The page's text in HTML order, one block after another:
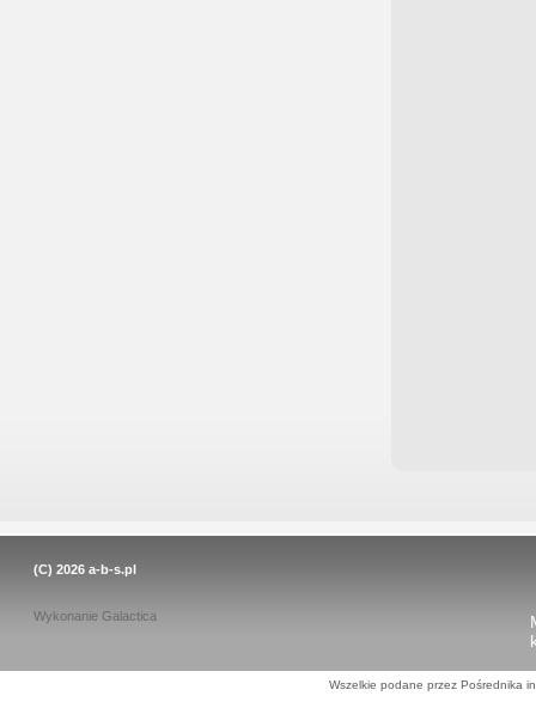
(C) 2026 a-b-s.pl
Wykonanie Galactica
Wszelkie podane przez Pośrednika